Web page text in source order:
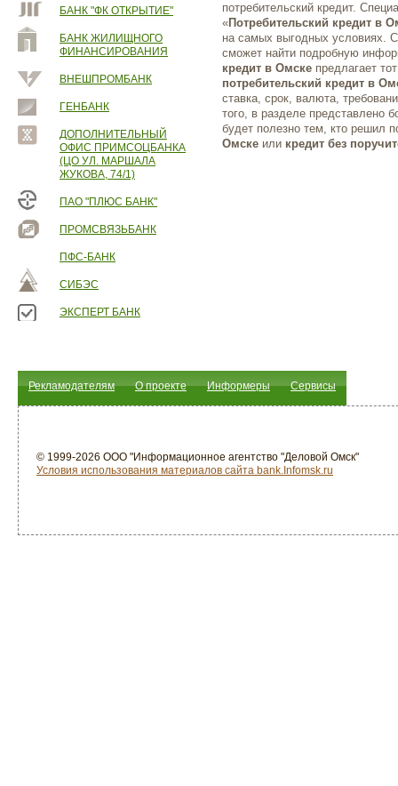
БАНК "ФК ОТКРЫТИЕ"
БАНК ЖИЛИЩНОГО
ФИНАНСИРОВАНИЯ
ВНЕШПРОМБАНК
ГЕНБАНК
ДОПОЛНИТЕЛЬНЫЙ
ОФИС ПРИМСОЦБАНКА
(ЦО УЛ. МАРШАЛА
ЖУКОВА, 74/1)
ПАО "ПЛЮС БАНК"
ПРОМСВЯЗЬБАНК
ПФС-БАНК
СИБЭС
ЭКСПЕРТ БАНК
потребительский кредит.
«Потребительский кредит в
на самых выгодных условиях.
сможет найти подробную
кредит в Омске предлагает
потребительский кредит в
ставка, срок, валюта,
того, в разделе представлено
будет полезно тем, кто решил
Омске или кредит без
Рекламодателям О проекте Информеры Сервисы
© 1999-2026 ООО "Информационное агентство "Деловой Омск"
Условия использования материалов сайта bank.Infomsk.ru